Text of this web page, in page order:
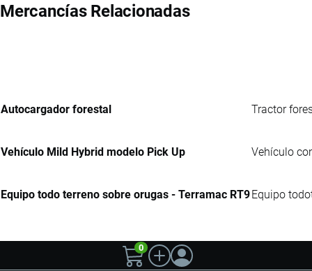
Mercancías Relacionadas
Autocargador forestal Tractor
Vehículo Mild Hybrid modelo Pick Up Vehículo
Equipo todo terreno sobre orugas - Terramac RT9 Equipo
0